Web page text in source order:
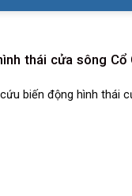
thái cửa sông Cổ
biến động hình thái